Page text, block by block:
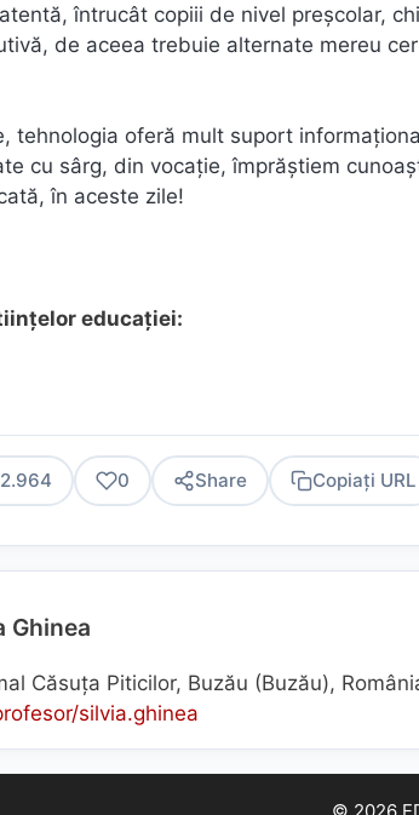
întrucât copiii de nivel preşcolar,
de aceea trebuie alternate mereu
tehnologia oferă mult suport
cu sârg, din vocaţie, împrăştiem
în aceste zile!
educației:
2.964 0 Share Copiați URL
Ghinea
Căsuța Piticilor, Buzău (Buzău),
silvia.ghinea
© 2026